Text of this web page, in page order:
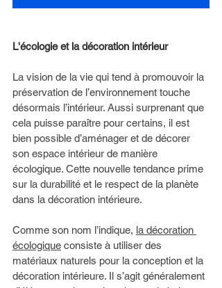
L'écologie et la décoration intérieur
La vision de la vie qui tend à promouvoir la
préservation de l’environnement touche
désormais l’intérieur. Aussi surprenant que
cela puisse paraître pour certains, il est
bien possible d’aménager et de décorer
son espace intérieur de manière
écologique. Cette nouvelle tendance prime
sur la durabilité et le respect de la planète
dans la décoration intérieure.
Comme son nom l’indique, la décoration
écologique consiste à utiliser des
matériaux naturels pour la conception et la
décoration intérieure. Il s’agit généralement